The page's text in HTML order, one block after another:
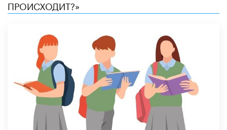
ПРОИСХОДИТ?»